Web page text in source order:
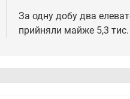
За одну добу два
прийняли майже 5,3